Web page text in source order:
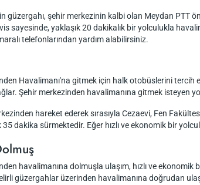
güzergahı, şehir merkezinin kalbi olan Meydan PTT
sayesinde, yaklaşık 20 dakikalık bir yolculukla
telefonlarından yardım alabilirsiniz.
Havalimanı'na gitmek için halk otobüslerini
Şehir merkezinden havalimanına gitmek isteyen
hareket ederek sırasıyla Cezaevi, Fen
35 dakika sürmektedir. Eğer hızlı ve ekonomik bir
havalimanına dolmuşla ulaşım, hızlı ve
güzergahlar üzerinden havalimanına doğrudan